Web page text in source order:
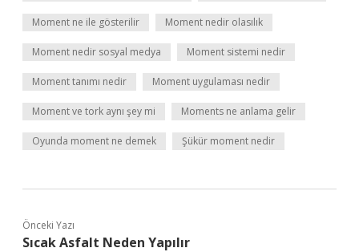
Moment ne ile gösterilir Moment nedir olasılık
Moment nedir sosyal medya Moment sistemi nedir
Moment tanımı nedir Moment uygulaması nedir
Moment ve tork aynı şey mi Moments ne anlama gelir
Oyunda moment ne demek Şükür moment nedir
Önceki Yazı
Sıcak Asfalt Neden Yapılır